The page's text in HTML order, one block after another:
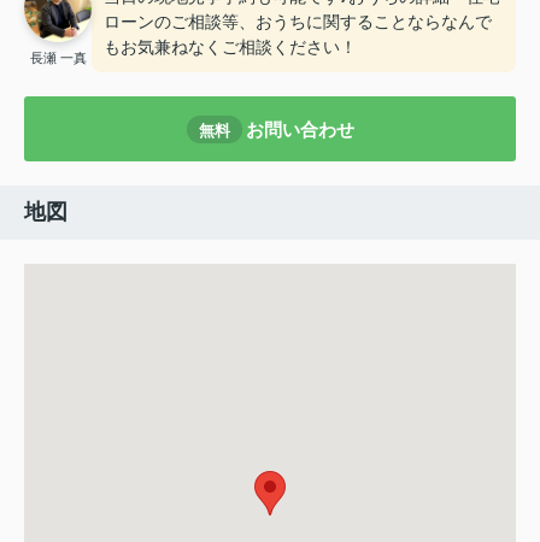
長瀬 一真
ローンのご相談等、おうちに関することならなんで
もお気兼ねなくご相談ください！
無料 お問い合わせ
地図